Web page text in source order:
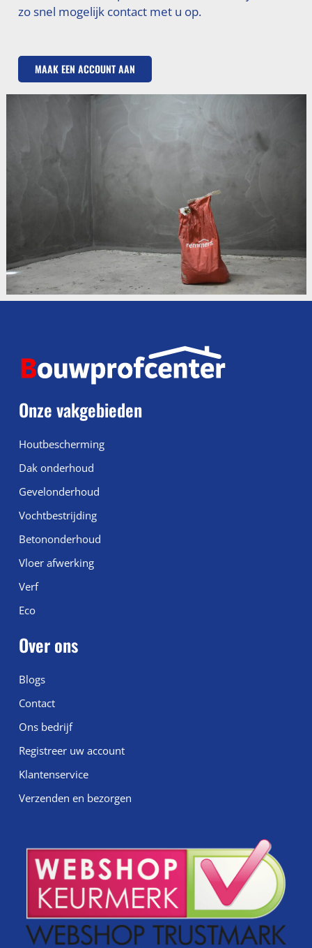
zo snel mogelijk contact met u op.
MAAK EEN ACCOUNT AAN
Onze vakgebieden
Houtbescherming
Dak onderhoud
Gevelonderhoud
Vochtbestrijding
Betononderhoud
Vloer afwerking
Verf
Eco
Over ons
Blogs
Contact
Ons bedrijf
Registreer uw account
Klantenservice
Verzenden en bezorgen